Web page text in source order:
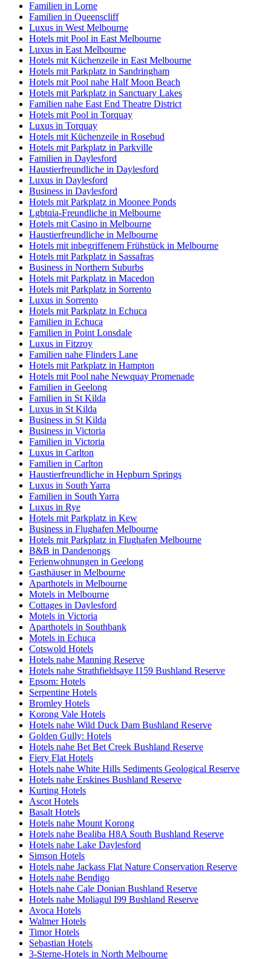
Familien in Lorne
Familien in Queenscliff
Luxus in West Melbourne
Hotels mit Pool in East Melbourne
Luxus in East Melbourne
Hotels mit Küchenzeile in East Melbourne
Hotels mit Parkplatz in Sandringham
Hotels mit Pool nahe Half Moon Beach
Hotels mit Parkplatz in Sanctuary Lakes
Familien nahe East End Theatre District
Hotels mit Pool in Torquay
Luxus in Torquay
Hotels mit Küchenzeile in Rosebud
Hotels mit Parkplatz in Parkville
Familien in Daylesford
Haustierfreundliche in Daylesford
Luxus in Daylesford
Business in Daylesford
Hotels mit Parkplatz in Moonee Ponds
Lgbtqia-Freundliche in Melbourne
Hotels mit Casino in Melbourne
Haustierfreundliche in Melbourne
Hotels mit inbegriffenem Frühstück in Melbourne
Hotels mit Parkplatz in Sassafras
Business in Northern Suburbs
Hotels mit Parkplatz in Macedon
Hotels mit Parkplatz in Sorrento
Luxus in Sorrento
Hotels mit Parkplatz in Echuca
Familien in Echuca
Familien in Point Lonsdale
Luxus in Fitzroy
Familien nahe Flinders Lane
Hotels mit Parkplatz in Hampton
Hotels mit Pool nahe Newquay Promenade
Familien in Geelong
Familien in St Kilda
Luxus in St Kilda
Business in St Kilda
Business in Victoria
Familien in Victoria
Luxus in Carlton
Familien in Carlton
Haustierfreundliche in Hepburn Springs
Luxus in South Yarra
Familien in South Yarra
Luxus in Rye
Hotels mit Parkplatz in Kew
Business in Flughafen Melbourne
Hotels mit Parkplatz in Flughafen Melbourne
B&B in Dandenongs
Ferienwohnungen in Geelong
Gasthäuser in Melbourne
Aparthotels in Melbourne
Motels in Melbourne
Cottages in Daylesford
Motels in Victoria
Aparthotels in Southbank
Motels in Echuca
Cotswold Hotels
Hotels nahe Manning Reserve
Hotels nahe Strathfieldsaye I159 Bushland Reserve
Epsom: Hotels
Serpentine Hotels
Bromley Hotels
Korong Vale Hotels
Hotels nahe Wild Duck Dam Bushland Reserve
Golden Gully: Hotels
Hotels nahe Bet Bet Creek Bushland Reserve
Fiery Flat Hotels
Hotels nahe White Hills Sediments Geological Reserve
Hotels nahe Erskines Bushland Reserve
Kurting Hotels
Ascot Hotels
Basalt Hotels
Hotels nahe Mount Korong
Hotels nahe Bealiba H8A South Bushland Reserve
Hotels nahe Lake Daylesford
Simson Hotels
Hotels nahe Jackass Flat Nature Conservation Reserve
Hotels nahe Bendigo
Hotels nahe Cale Donian Bushland Reserve
Hotels nahe Moliagul I99 Bushland Reserve
Avoca Hotels
Walmer Hotels
Timor Hotels
Sebastian Hotels
3-Sterne-Hotels in North Melbourne